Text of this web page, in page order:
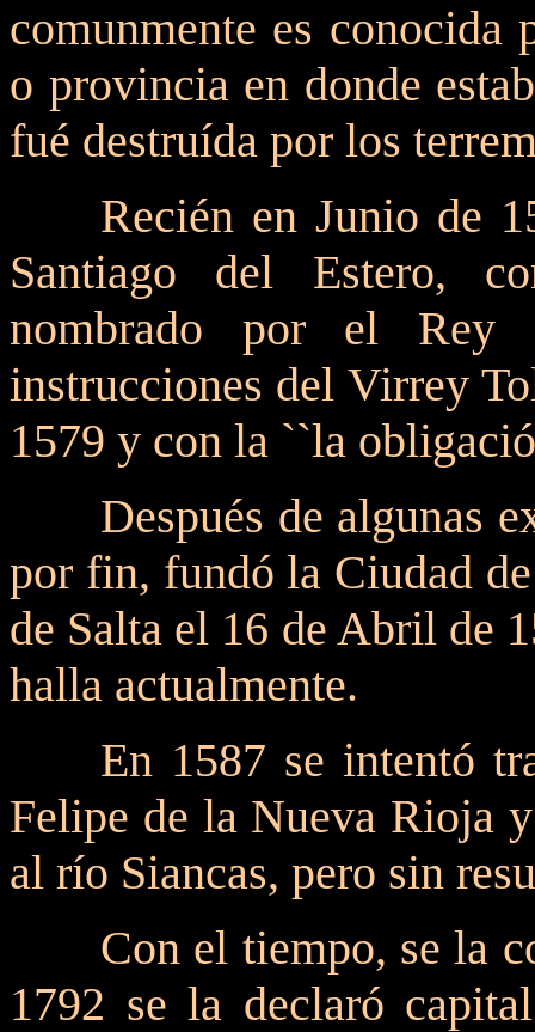
comunmente es conocida
o provincia en donde
fué destruída por los
Recién en Junio de
Santiago del Estero,
nombrado por el Rey
instrucciones del Virrey
1579 y con la ``la
Después de algunas
por fin, fundó la Ciudad
de Salta el 16 de Abril de
halla actualmente.
En 1587 se intentó
Felipe de la Nueva Rioja
al río Siancas, pero sin
Con el tiempo, se la
1792 se la declaró